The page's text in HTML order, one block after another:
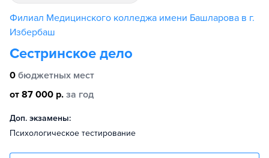
Филиал Медицинского колледжа имени Башларова в г.
Избербаш
Сестринское дело
0 бюджетных мест
от 87 000 р. за год
Доп. экзамены:
Психологическое тестирование